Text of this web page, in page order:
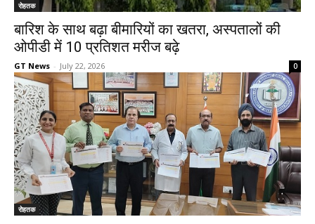
रोहतक
बारिश के साथ बढ़ा बीमारियों का खतरा, अस्पतालों की
ओपीडी में 10 प्रतिशत मरीज बढ़े
GT News - July 22, 2026 0
रोहतक